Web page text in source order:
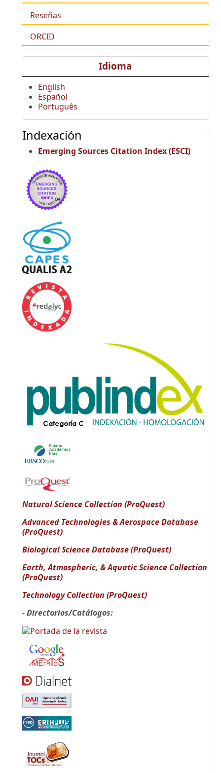
Reseñas
ORCID
Idioma
English
Español
Português
Indexación
Emerging Sources Citation Index (ESCI)
Natural Science Collection (ProQuest)
Advanced Technologies & Aerospace Database
(ProQuest)
Biological Science Database (ProQuest)
Earth, Atmospheric, & Aquatic Science Collection
(ProQuest)
Technology Collection (ProQuest)
- Directorios/Catálogos: